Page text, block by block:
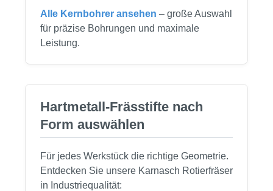
Alle Kernbohrer ansehen – große Auswahl
für präzise Bohrungen und maximale
Leistung.
Hartmetall-Frässtifte nach
Form auswählen
Für jedes Werkstück die richtige Geometrie.
Entdecken Sie unsere Karnasch Rotierfräser
in Industriequalität: